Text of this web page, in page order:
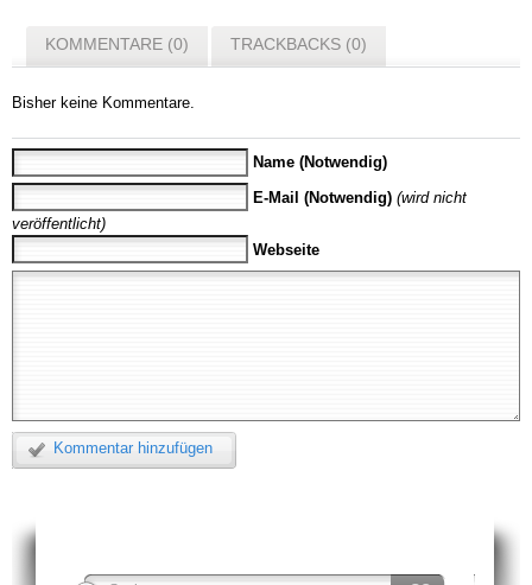
KOMMENTARE (0) TRACKBACKS (0)
Bisher keine Kommentare.
Name (Notwendig)
E-Mail (Notwendig) (wird nicht
veröffentlicht)
Webseite
Kommentar hinzufügen